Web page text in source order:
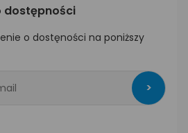
dostępności
o dostęności na poniższy
>